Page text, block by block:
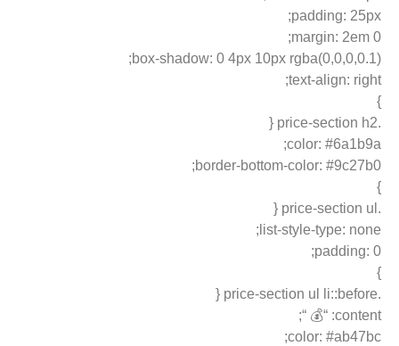
padding: 25px;
margin: 2em 0;
box-shadow: 0 4px 10px rgba(0,0,0,0.1);
text-align: right;
}
.price-section h2 {
color: #6a1b9a;
border-bottom-color: #9c27b0;
}
.price-section ul {
list-style-type: none;
padding: 0;
}
.price-section ul li::before {
content: “💰 “;
color: #ab47bc;